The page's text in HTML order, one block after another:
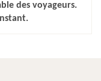
des voyageurs.